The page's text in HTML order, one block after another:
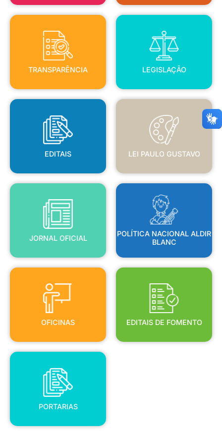
TRANSPARÊNCIA
TRANSPARÊNCIA
LEGISLAÇÃO
LEGISLAÇÃO
EDITAIS
EDITAIS
LEI PAULO GUSTAVO
LEI PAULO GUSTAVO
JORNAL OFICIAL
JORNAL OFICIAL
POLÍTICA NACIONAL ALDIR
BLANC
POLÍTICA NACIONAL ALDIR
BLANC
OFICINAS
OFICINAS
EDITAIS DE FOMENTO
EDITAIS DE FOMENTO
PORTARIAS
PORTARIAS